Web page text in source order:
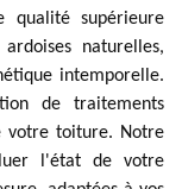
qualité supérieure
naturelles,
intemporelle.
de traitements
votre toiture. Notre
l'état de votre